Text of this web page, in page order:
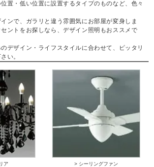
置・低い位置に設置するタイプのものなど、色々
ンで、ガラリと違う雰囲気にお部屋が変身しま
ントをお探しなら、デザイン照明もおススメで
デザイン・ライフスタイルに合わせて、ピッタリ
い。
ア > シーリングファン